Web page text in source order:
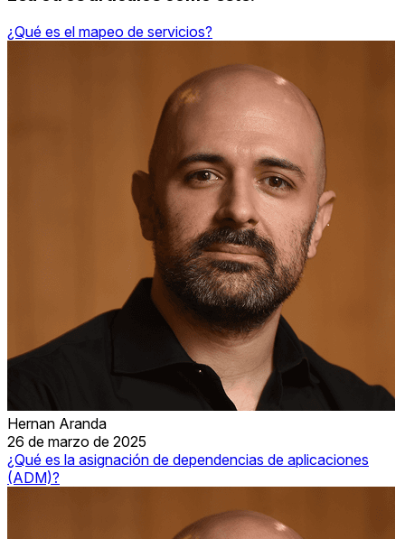
¿Qué es el mapeo de servicios?
Hernan Aranda
26 de marzo de 2025
¿Qué es la asignación de dependencias de aplicaciones
(ADM)?